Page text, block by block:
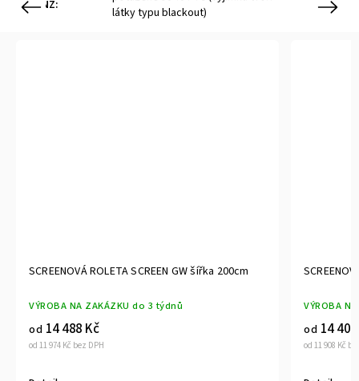
STNZ:
látky typu blackout)
Previous
šířka 200cm SCREENOVÁ ROLETA SCREEN GW šířka 195cm
VÝROBA NA ZAKÁZKU do 3 týdnů
Next